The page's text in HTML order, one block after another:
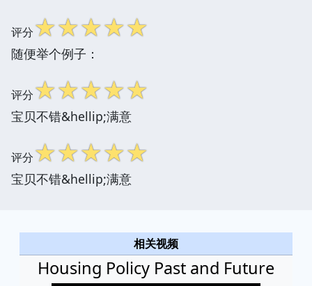
评分☆☆☆☆☆
随便举个例子：
评分☆☆☆☆☆
宝贝不错&hellip;满意
评分☆☆☆☆☆
宝贝不错&hellip;满意
相关视频
Housing Policy Past and Future